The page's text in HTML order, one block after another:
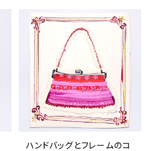
ハンドバッグとフレームのコ